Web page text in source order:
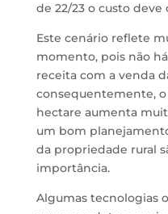
de 22/23 o custo deve
Este cenário reflete
momento, pois não
receita com a venda
consequentemente,
hectare aumenta
um bom
da propriedade rural
importância.
Algumas tecnologias